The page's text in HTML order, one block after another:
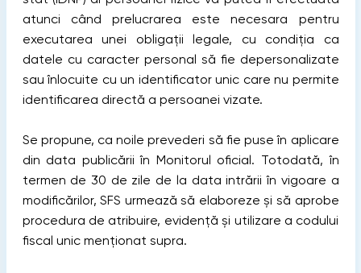
atunci când prelucrarea este necesara pentru
executarea unei obligații legale, cu condiția ca
datele cu caracter personal să fie depersonalizate
sau înlocuite cu un identificator unic care nu permite
identificarea directă a persoanei vizate.
Se propune, ca noile prevederi să fie puse în aplicare
din data publicării în Monitorul oficial. Totodată, în
termen de 30 de zile de la data intrării în vigoare a
modificărilor, SFS urmează să elaboreze și să aprobe
procedura de atribuire, evidență și utilizare a codului
fiscal unic menționat supra.